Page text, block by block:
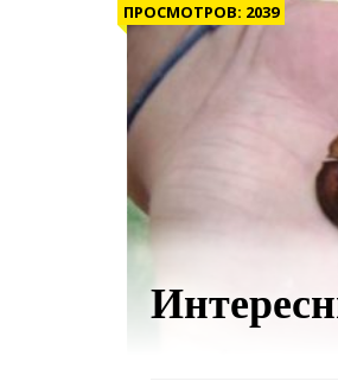
ПРОСМОТРОВ: 2039